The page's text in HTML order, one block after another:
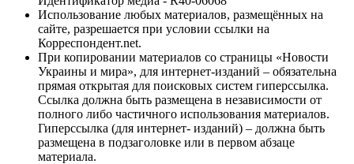
Использование любых материалов, размещённых на
сайте, разрешается при условии ссылки на
Корреспондент.net.
При копировании материалов со страницы «Новости
Украины и мира», для интернет-изданий – обязательна
прямая открытая для поисковых систем гиперссылка.
Ссылка должна быть размещена в независимости от
полного либо частичного использования материалов.
Гиперссылка (для интернет- изданий) – должна быть
размещена в подзаголовке или в первом абзаце
материала.